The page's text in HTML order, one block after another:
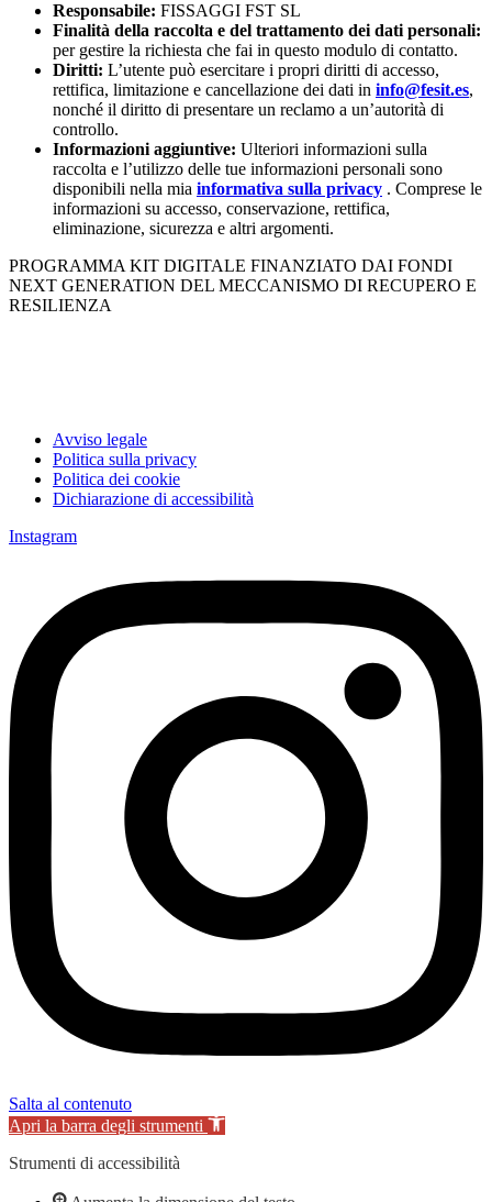
Responsabile: FISSAGGI FST SL
Finalità della raccolta e del trattamento dei dati personali:
per gestire la richiesta che fai in questo modulo di contatto.
Diritti: L’utente può esercitare i propri diritti di accesso,
rettifica, limitazione e cancellazione dei dati in info@fesit.es,
nonché il diritto di presentare un reclamo a un’autorità di
controllo.
Informazioni aggiuntive: Ulteriori informazioni sulla
raccolta e l’utilizzo delle tue informazioni personali sono
disponibili nella mia informativa sulla privacy . Comprese le
informazioni su accesso, conservazione, rettifica,
eliminazione, sicurezza e altri argomenti.
PROGRAMMA KIT DIGITALE FINANZIATO DAI FONDI
NEXT GENERATION DEL MECCANISMO DI RECUPERO E
RESILIENZA
Avviso legale
Politica sulla privacy
Politica dei cookie
Dichiarazione di accessibilità
Instagram
Salta al contenuto
Apri la barra degli strumenti
Strumenti di accessibilità